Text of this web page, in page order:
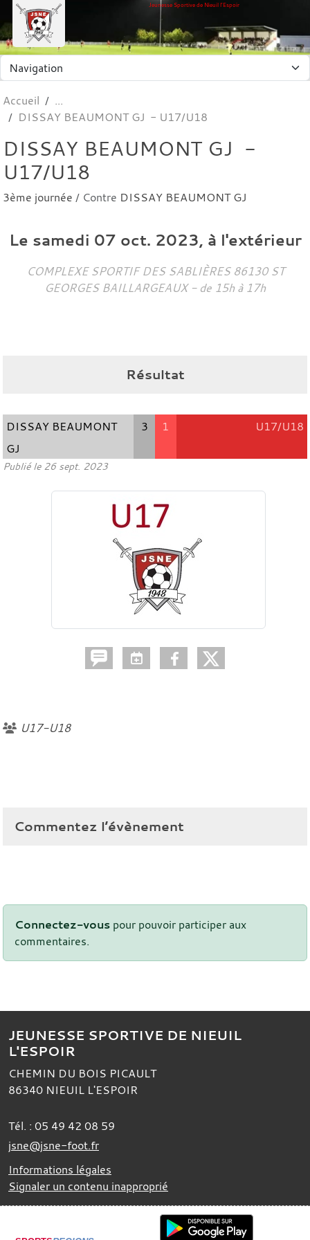
Jeunesse Sportive de Nieuil l'Espoir
Accueil
DISSAY BEAUMONT GJ - U17/U18
DISSAY BEAUMONT GJ -
U17/U18
3ème journée / Contre DISSAY BEAUMONT GJ
Le samedi 07 oct. 2023, à l'extérieur
COMPLEXE SPORTIF DES SABLIÈRES 86130 ST
GEORGES BAILLARGEAUX - de 15h à 17h
Résultat
DISSAY BEAUMONT
GJ
3 1 U17/U18
Publié le 26 sept. 2023
U17-U18
Commentez l’évènement
Connectez-vous pour pouvoir participer aux
commentaires.
JEUNESSE SPORTIVE DE NIEUIL
L'ESPOIR
CHEMIN DU BOIS PICAULT
86340 NIEUIL L'ESPOIR
Tél. : 05 49 42 08 59
jsne@jsne-foot.fr
Informations légales
Signaler un contenu inapproprié
Panneau de gestion des cookies